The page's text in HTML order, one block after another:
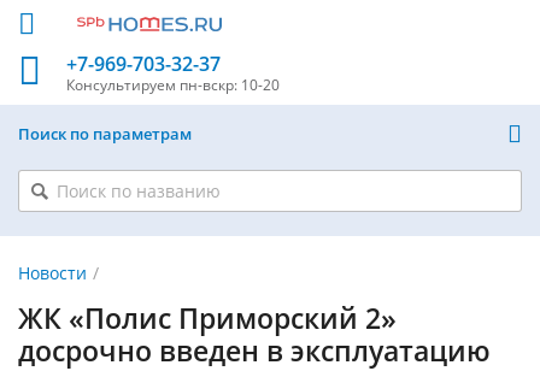
+7-969-703-32-37
Консультируем пн-вскр: 10-20
Поиск по параметрам
Новости
ЖК «Полис Приморский 2»
досрочно введен в эксплуатацию